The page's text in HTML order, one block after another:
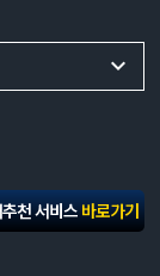
천 서비스바로가기